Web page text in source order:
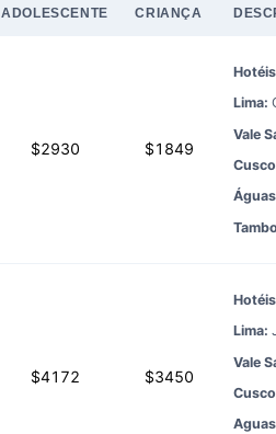
ADOLESCENTE CRIANÇA
$2930 $1849
Lima:
Vale
$4172 $3450
Lima:
Vale